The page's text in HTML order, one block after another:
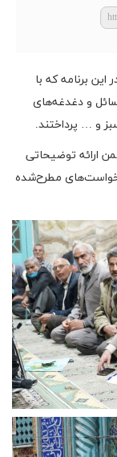
برنامه که با
و دغدغه‌های
و … پرداختند.
ارائه توضیحاتی
مطرح‌شده